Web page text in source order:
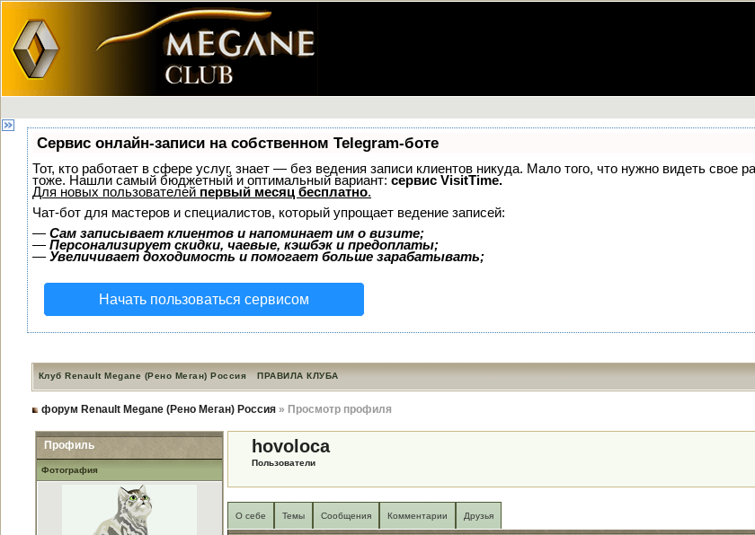
Сервис онлайн-записи на собственном Telegram-боте
Тот, кто работает в сфере услуг, знает — без ведения записи клиентов никуда. Мало того, что нужно видеть свое
тоже. Нашли самый бюджетный и оптимальный вариант: сервис VisitTime.
Для новых пользователей первый месяц бесплатно.
Чат-бот для мастеров и специалистов, который упрощает ведение записей:
— Сам записывает клиентов и напоминает им о визите;
— Персонализирует скидки, чаевые, кэшбэк и предоплаты;
— Увеличивает доходимость и помогает больше зарабатывать;
Начать пользоваться сервисом
Клуб Renault Megane (Рено Меган) Россия ПРАВИЛА КЛУБА
форум Renault Megane (Рено Меган) Россия» Просмотр профиля
Профиль
Фотография
hovoloca
Пользователи
О себе Темы Сообщения Комментарии Друзья